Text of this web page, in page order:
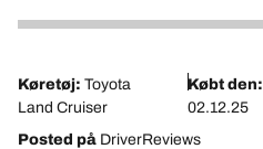
4
Køretøj: Toyota
Land Cruiser
Købt den:
02.12.25
Posted på DriverReviews